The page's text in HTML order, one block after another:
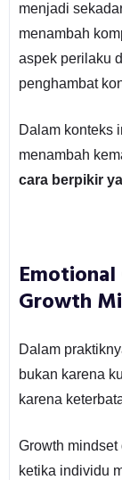
menjadi
menambah
aspek perilaku
penghambat
Dalam konteks
menambah
cara berpikir
Growth
Dalam
bukan karena
karena
Growth
ketika individu